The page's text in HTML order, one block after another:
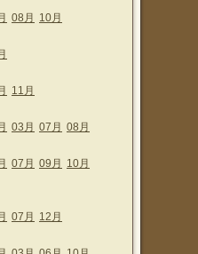
08月
10月
11月
03月 07月 08月
07月 09月
10月
07月
12月